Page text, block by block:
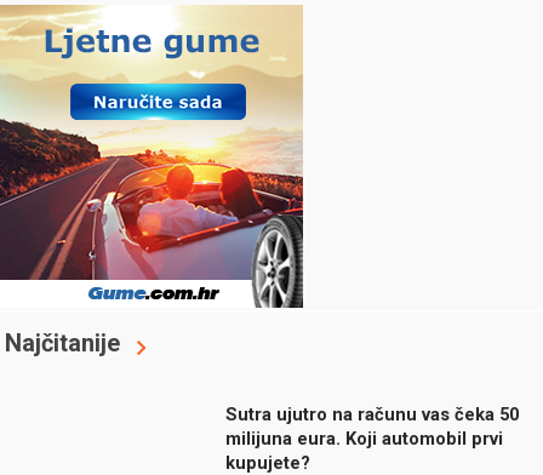
Najčitanije
Sutra ujutro na računu vas čeka 50
milijuna eura. Koji automobil prvi
kupujete?